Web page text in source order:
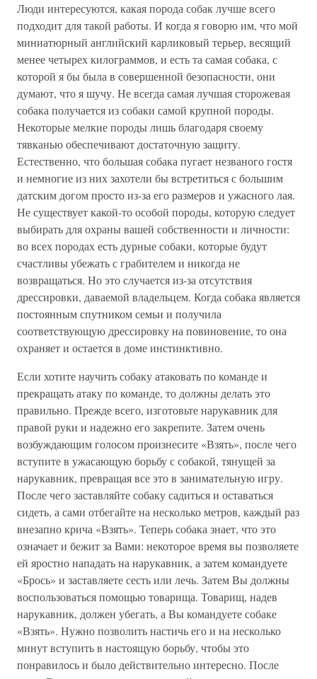
Люди интересуются, какая порода собак лучше всего
подходит для такой работы. И когда я говорю им, что мой
миниатюрный английский карликовый терьер, весящий
менее четырех килограммов, и есть та самая собака, с
которой я бы была в совершенной безопасности, они
думают, что я шучу. Не всегда самая лучшая сторожевая
собака получается из собаки самой крупной породы.
Некоторые мелкие породы лишь благодаря своему
тявканью обеспечивают достаточную защиту.
Естественно, что большая собака пугает незваного гостя
и немногие из них захотели бы встретиться с большим
датским догом просто из-за его размеров и ужасного лая.
Не существует какой-то особой породы, которую следует
выбирать для охраны вашей собственности и личности:
во всех породах есть дурные собаки, которые будут
счастливы убежать с грабителем и никогда не
возвращаться. Но это случается из-за отсутствия
дрессировки, даваемой владельцем. Когда собака является
постоянным спутником семьи и получила
соответствующую дрессировку на повиновение, то она
охраняет и остается в доме инстинктивно.
Если хотите научить собаку атаковать по команде и
прекращать атаку по команде, то должны делать это
правильно. Прежде всего, изготовьте нарукавник для
правой руки и надежно его закрепите. Затем очень
возбуждающим голосом произнесите «Взять», после чего
вступите в ужасающую борьбу с собакой, тянущей за
нарукавник, превращая все это в занимательную игру.
После чего заставляйте собаку садиться и оставаться
сидеть, а сами отбегайте на несколько метров, каждый раз
внезапно крича «Взять». Теперь собака знает, что это
означает и бежит за Вами: некоторое время вы позволяете
ей яростно нападать на нарукавник, а затем командуете
«Брось» и заставляете сесть или лечь. Затем Вы должны
воспользоваться помощью товарища. Товарищ, надев
нарукавник, должен убегать, а Вы командуете собаке
«Взять». Нужно позволить настичь его и на несколько
минут вступить в настоящую борьбу, чтобы это
понравилось и было действительно интересно. После